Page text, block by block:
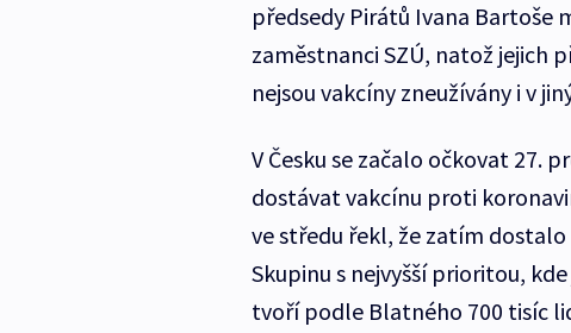
předsedy Pirátů Ivana Bartoše
zaměstnanci SZÚ, natož jejich
nejsou vakcíny zneužívány i v
V Česku se začalo očkovat 27.
dostávat vakcínu proti
ve středu řekl, že zatím
Skupinu s nejvyšší prioritou,
tvoří podle Blatného 700 tisíc